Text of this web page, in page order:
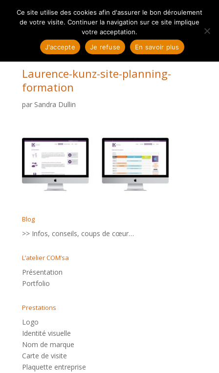
Laurence-kunz-site-planning-
formation
par Sandra Dullin
Blog
>> Infos, conseils, coups de cœur…
L’atelier COM’sa
Présentation
Portfolio
Prestations
Logo
Identité visuelle
Nom de marque
Carte de visite
Plaquette entreprise
Ce site utilise des cookies afin d'assurer le bon déroulement
de votre visite. Continuer la navigation sur ce site implique
votre acceptation.
J'accepte
Je refuse En savoir plus